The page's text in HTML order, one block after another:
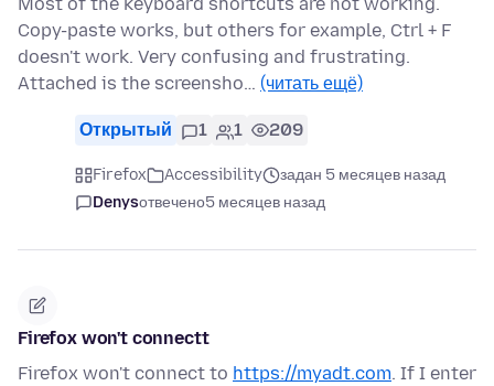
Most of the keyboard shortcuts are not working.
Copy-paste works, but others for example, Ctrl + F
doesn't work. Very confusing and frustrating.
Attached is the screensho… (читать ещё)
Открытый 1 1 209
Firefox Accessibility
задан 5 месяцев назад
Denysотвечено5 месяцев назад
Firefox won't connectt
Firefox won't connect to https://myadt.com. If I enter